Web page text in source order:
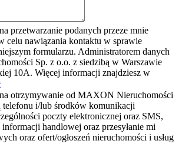
przetwarzanie podanych przeze mnie
celu nawiązania kontaktu w sprawie
formularzu. Administratorem danych
Sp. z o.o. z siedzibą w Warszawie
10A. Więcej informacji znajdziesz w
otrzymywanie od MAXON Nieruchomości
telefonu i/lub środków komunikacji
poczty elektronicznej oraz SMS,
handlowej oraz przesyłanie mi
oraz ofert/ogłoszeń nieruchomości i usług